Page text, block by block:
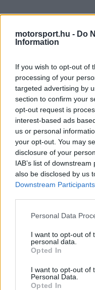
motorsport.hu - Do
Information
If you wish to opt-out of
processing of your
targeted advertising by
section to confirm your
opt-out request is
interest-based ads
us or personal
your opt-out. You may
disclosure of your
IAB’s list of
also be disclosed by us
Downstream Participants
Please note that this
not limited to your visit
grant or deny consent
use your data for below
consent section.
Personal Data
I want to opt-out of
personal data.
Opted In
I want to opt-out of
Personal Data.
Opted In
szenvedett Jorge
kulcscsontját érintő
versenyzője a
sprintverseny rajtját
azonnal
megkezdődhessen
Az Aprilia
műtétje sikeresen
This
the server or